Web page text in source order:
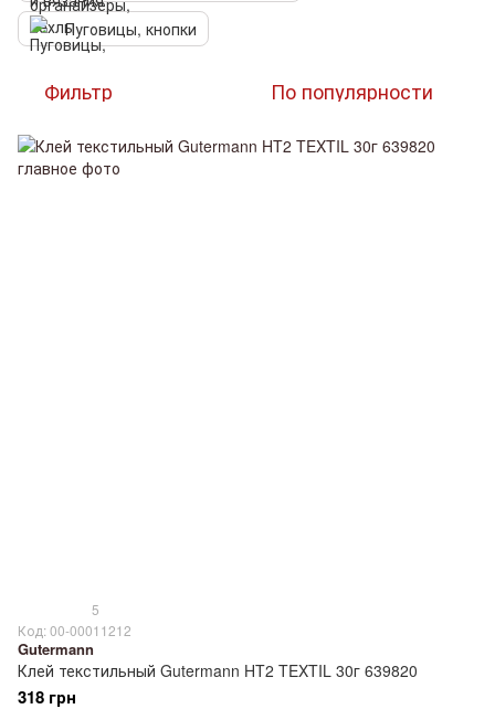
Пуговицы, кнопки
Фильтр По популярности
5
Код: 00-00011212
Gutermann
Клей текстильный Gutermann HT2 TEXTIL 30г 639820
318 грн